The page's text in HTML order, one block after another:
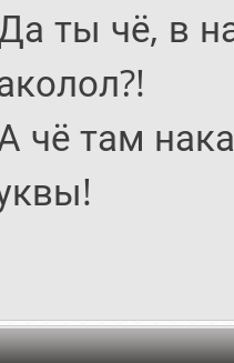
ты чё, в
чё там